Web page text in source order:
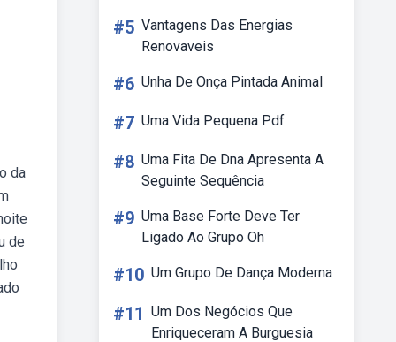
da
de
#5 Vantagens Das Energias
Renovaveis
#6 Unha De Onça Pintada Animal
#7 Uma Vida Pequena Pdf
#8 Uma Fita De Dna Apresenta A
Seguinte Sequência
#9 Uma Base Forte Deve Ter
Ligado Ao Grupo Oh
#10 Um Grupo De Dança Moderna
#11 Um Dos Negócios Que
Enriqueceram A Burguesia